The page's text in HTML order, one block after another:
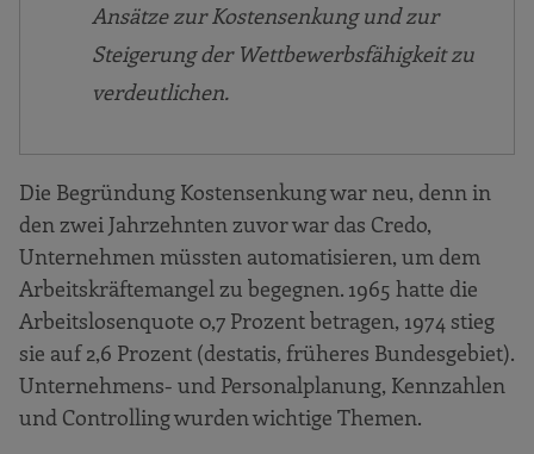
Ansätze zur Kostensenkung und zur
Steigerung der Wettbewerbsfähigkeit zu
verdeutlichen.
Die Begründung Kostensenkung war neu, denn in
den zwei Jahrzehnten zuvor war das Credo,
Unternehmen müssten automatisieren, um dem
Arbeitskräftemangel zu begegnen. 1965 hatte die
Arbeitslosenquote 0,7 Prozent betragen, 1974 stieg
sie auf 2,6 Prozent (destatis, früheres Bundesgebiet).
Unternehmens- und Personalplanung, Kennzahlen
und Controlling wurden wichtige Themen.